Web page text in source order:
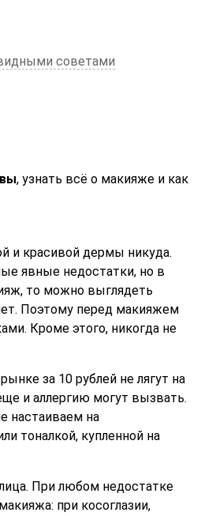
советами
, узнать всё о макияже и как
и красивой дермы никуда.
явные недостатки, но в
то можно выглядеть
Поэтому перед макияжем
Кроме этого, никогда не
за 10 рублей не лягут на
и аллергию могут вызвать.
настаиваем на
тоналкой, купленной на
При любом недостатке
при косоглазии,